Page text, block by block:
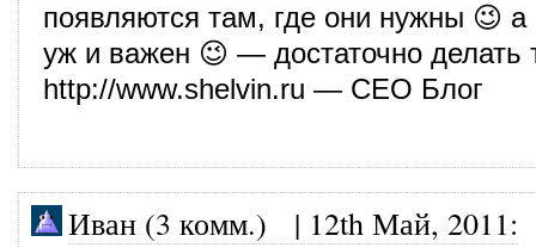
появляются там, где они нужны 😉 а
уж и важен 😉 — достаточно делать
http://www.shelvin.ru — СЕО Блог
Иван (3 комм.) | 12th Май, 2011: